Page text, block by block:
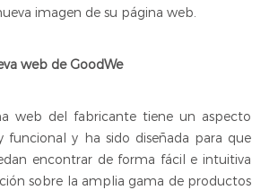
imagen de su página web.
web de GoodWe
web del fabricante tiene un aspecto
funcional y ha sido diseñada para que
encontrar de forma fácil e intuitiva
sobre la amplia gama de productos